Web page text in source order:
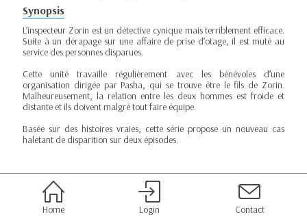
Synopsis
L’inspecteur Zorin est un détective cynique mais terriblement efficace.
Suite à un dérapage sur une affaire de prise d’otage, il est muté au
service des personnes disparues.
Cette unité travaille régulièrement avec les bénévoles d’une
organisation dirigée par Pasha, qui se trouve être le fils de Zorin.
Malheureusement, la relation entre les deux hommes est froide et
distante et ils doivent malgré tout faire équipe.
Basée sur des histoires vraies, cette série propose un nouveau cas
haletant de disparition sur deux épisodes.
Home Login Contact